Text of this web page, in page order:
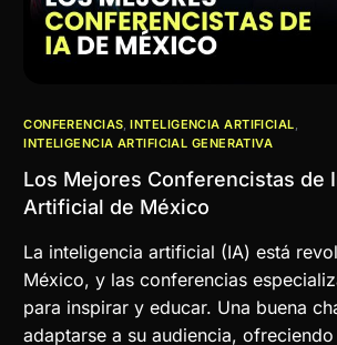
CONFERENCIAS,INTELIGENCIA ARTIFICIAL,
INTELIGENCIA ARTIFICIAL GENERATIVA
Los Mejores Conferencistas de
Artificial de México
La inteligencia artificial (IA) está
México, y las conferencias
para inspirar y educar. Una buena
adaptarse a su audiencia,